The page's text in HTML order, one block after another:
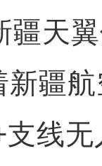
天翼
疆
支线